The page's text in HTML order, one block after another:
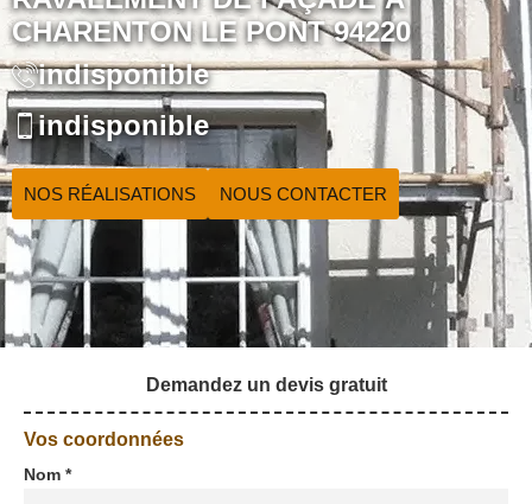
CHARENTON LE PONT 94220
indisponible
indisponible
NOS RÉALISATIONS NOUS CONTACTER
Demandez un devis gratuit
Vos coordonnées
Nom *